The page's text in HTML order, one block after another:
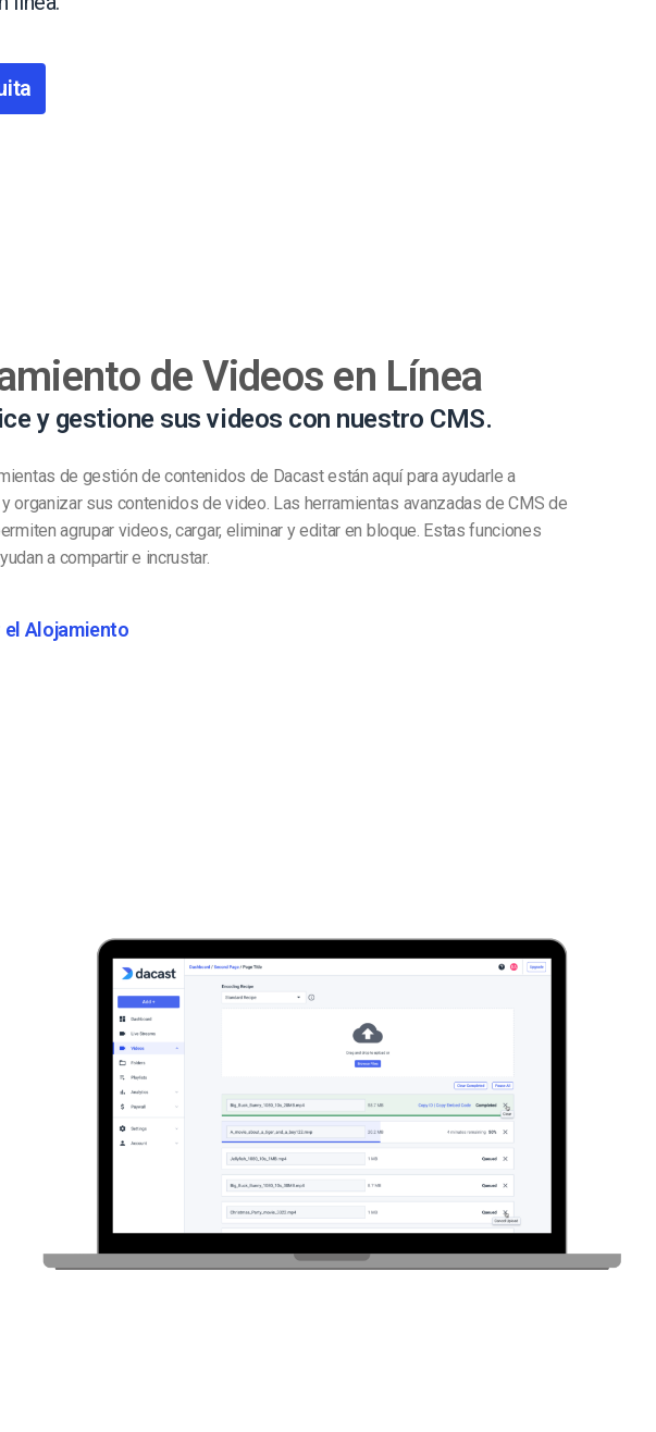
de Videos en Línea
y gestione sus videos con nuestro CMS.
de gestión de contenidos de Dacast están aquí para ayudarle a
organizar sus contenidos de video. Las herramientas avanzadas de CMS de
agrupar videos, cargar, eliminar y editar en bloque. Estas funciones
a compartir e incrustar.
el Alojamiento